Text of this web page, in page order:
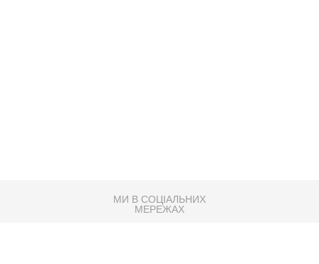
МИ В СОЦІАЛЬНИХ
МЕРЕЖАХ